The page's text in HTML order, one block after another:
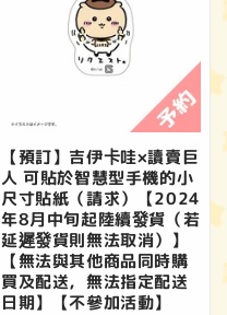
【預訂】吉伊卡哇×讀賣巨
人 可貼於智慧型手機的小
尺寸貼紙（請求）【2024
年8月中旬起陸續發貨（若
延遲發貨則無法取消）】
【無法與其他商品同時購
買及配送，無法指定配送
日期】【不參加活動】